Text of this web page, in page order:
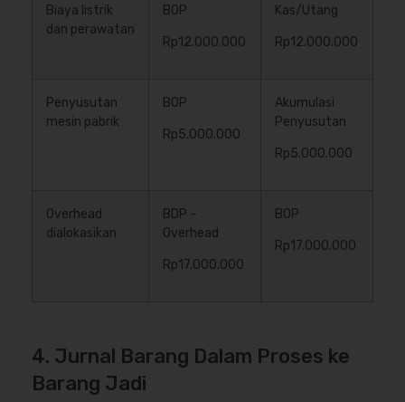
Biaya listrik
dan perawatan
BOP
Rp12.000.000
Kas/Utang
Rp12.000.000
Penyusutan
mesin pabrik
BOP
Rp5.000.000
Akumulasi
Penyusutan
Rp5.000.000
Overhead
dialokasikan
BDP –
Overhead
Rp17.000.000
BOP
Rp17.000.000
4. Jurnal Barang Dalam Proses ke
Barang Jadi